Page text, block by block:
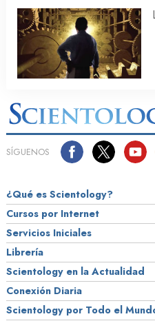
SÍGUENOS
¿Qué es Scientology?
Cursos por Internet
Servicios Iniciales
Librería
Scientology en la Actualidad
Conexión Diaria
Scientology por Todo el